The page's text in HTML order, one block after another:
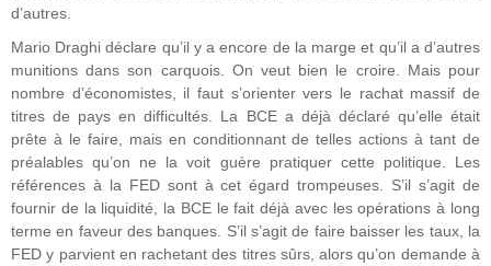
d’autres.
Mario Draghi déclare qu’il y a encore de la marge et qu’il a d’autres
munitions dans son carquois. On veut bien le croire. Mais pour
nombre d’économistes, il faut s’orienter vers le rachat massif de
titres de pays en difficultés. La BCE a déjà déclaré qu’elle était
prête à le faire, mais en conditionnant de telles actions à tant de
préalables qu’on ne la voit guère pratiquer cette politique. Les
références à la FED sont à cet égard trompeuses. S’il s’agit de
fournir de la liquidité, la BCE le fait déjà avec les opérations à long
terme en faveur des banques. S’il s’agit de faire baisser les taux, la
FED y parvient en rachetant des titres sûrs, alors qu’on demande à